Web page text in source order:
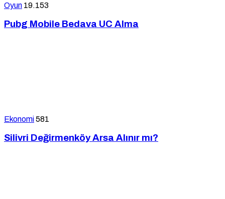
Oyun 19.153
Pubg Mobile Bedava UC Alma
Ekonomi581
Silivri Değirmenköy Arsa Alınır mı?